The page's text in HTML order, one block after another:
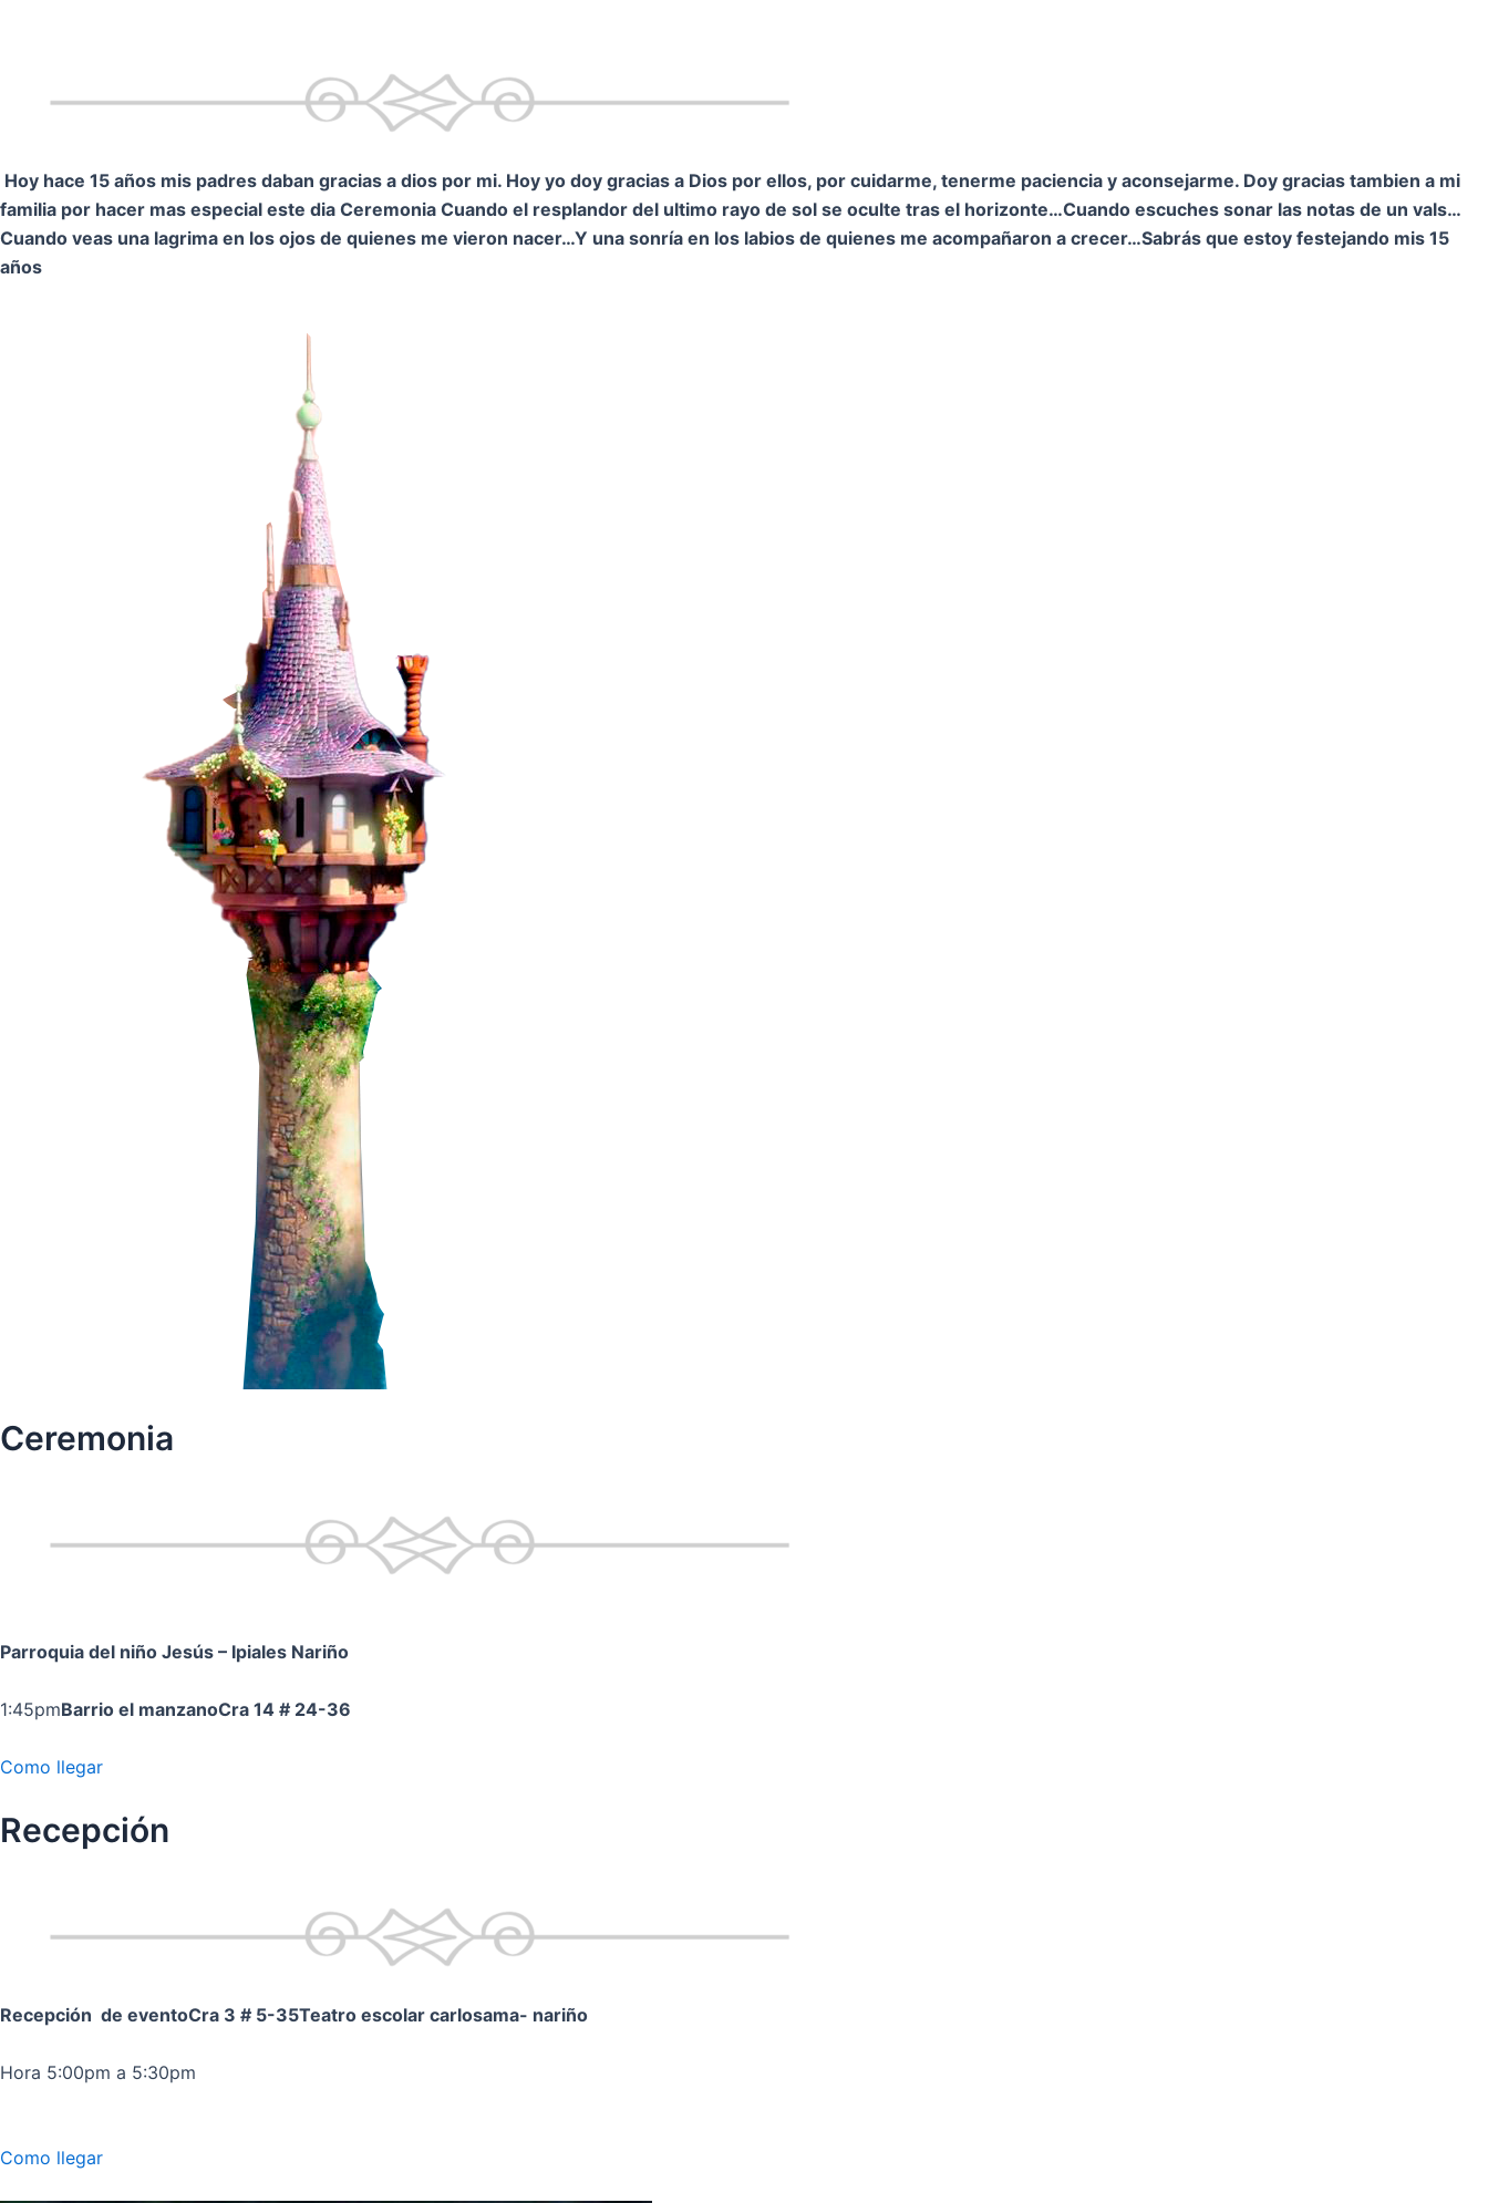
Hoy hace 15 años mis padres daban gracias a dios por mi. Hoy yo doy gracias a Dios por ellos, por cuidarme, tenerme paciencia y aconsejarme. Doy gracias tambien a mi
familia por hacer mas especial este dia Ceremonia Cuando el resplandor del ultimo rayo de sol se oculte tras el horizonte…Cuando escuches sonar las notas de un vals…
Cuando veas una lagrima en los ojos de quienes me vieron nacer…Y una sonría en los labios de quienes me acompañaron a crecer…Sabrás que estoy festejando mis 15
años
Ceremonia
Parroquia del niño Jesús – Ipiales Nariño
1:45pmBarrio el manzanoCra 14 # 24-36
Como llegar
Recepción
Recepción de eventoCra 3 # 5-35Teatro escolar carlosama- nariño
Hora 5:00pm a 5:30pm
Como llegar